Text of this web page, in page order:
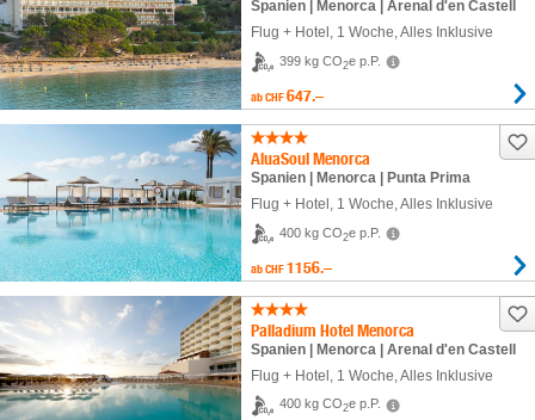
Spanien | Menorca | Arenal d'en Castell
Flug + Hotel , 1 Woche, Alles Inklusive
399 kg CO2e p.P.
ab CHF 647.–
AluaSoul Menorca
Spanien | Menorca | Punta Prima
Flug + Hotel , 1 Woche, Alles Inklusive
400 kg CO2e p.P.
ab CHF 1156.–
Palladium Hotel Menorca
Spanien | Menorca | Arenal d'en Castell
Flug + Hotel , 1 Woche, Alles Inklusive
400 kg CO2e p.P.